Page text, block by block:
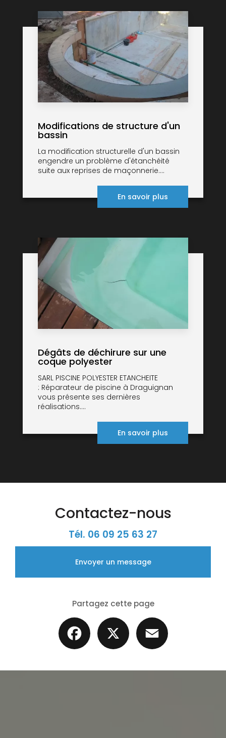
Modifications de structure d'un
bassin
La modification structurelle d'un bassin
engendre un problème d'étanchéité
suite aux reprises de maçonnerie....
En savoir plus
Dégâts de déchirure sur une
coque polyester
SARL PISCINE POLYESTER ETANCHEITE
: Réparateur de piscine à Draguignan
vous présente ses dernières
réalisations....
En savoir plus
Contactez-nous
Tél. 06 09 25 63 27
Envoyer un message
Partagez cette page
Facebook